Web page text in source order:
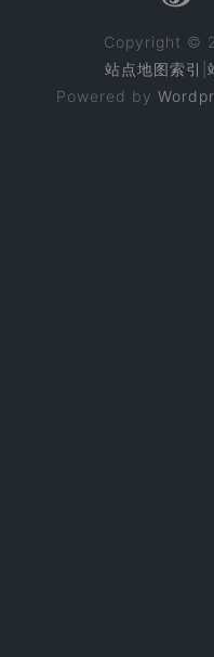
Copyright ©
站点地图索引
Powered by